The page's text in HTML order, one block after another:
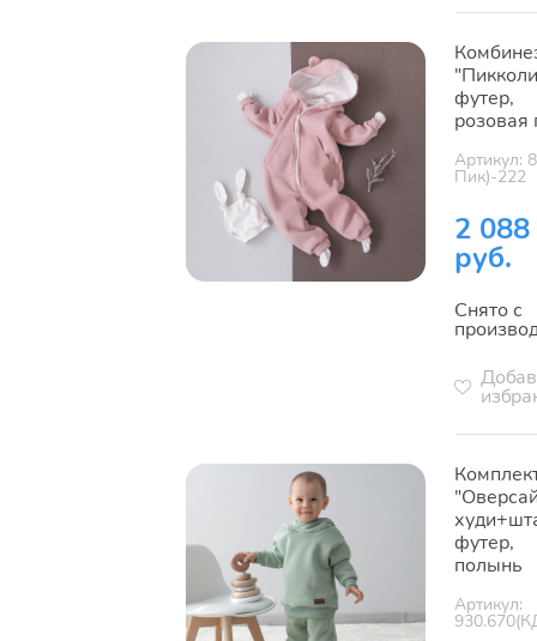
футер,
розовая
Артикул:
Пик)-222
2 088
руб.
Снято с
футер,
полынь
Артикул: